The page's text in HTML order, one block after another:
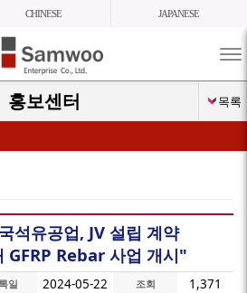
CHINESE JAPANESE
메
기
홍보센터 목록
석유공업, JV 설립 계약
GFRP Rebar 사업 개시"
일 2024-05-22 조회 1,371